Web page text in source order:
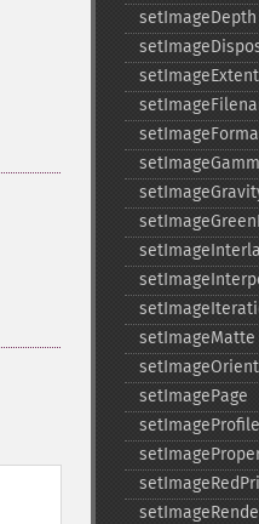
setImageDepth
setImageExtent
setImageMatte
setImagePage
setImageProfile